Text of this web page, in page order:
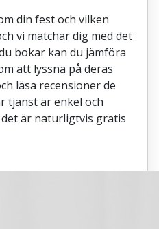
din fest och vilken
vi matchar dig med det
bokar kan du jämföra
att lyssna på deras
läsa recensioner de
tjänst är enkel och
är naturligtvis gratis